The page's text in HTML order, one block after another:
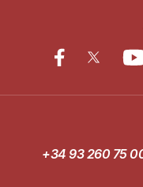
+34 93 260 75